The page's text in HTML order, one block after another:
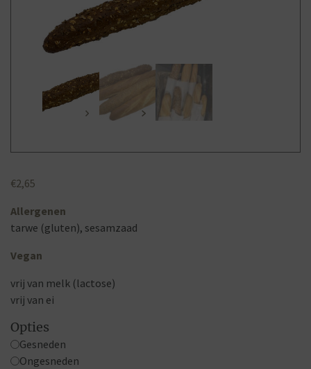
€2,65
Allergenen
tarwe (gluten), sesamzaad
Vegan
vrij van melk (lactose)
vrij van ei
Opties
Gesneden
Ongesneden